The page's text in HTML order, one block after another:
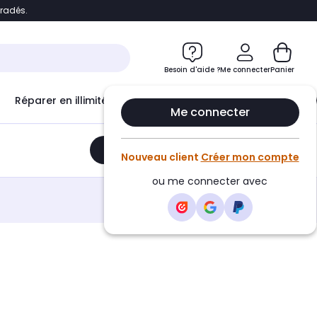
Accéder directement au chatbot
Besoin d'aide ?Me connecter
Me connecter
Nouveau client Créer mon compte
ou me connecter avec
Panier
Réparer en illimité avec Le Club Infinity
Ajouter au panier •